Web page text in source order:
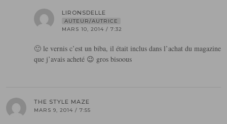
LIRONSDELLE
AUTEUR/AUTRICE
MARS 10, 2014 / 7:32
🙂 le vernis c’est un biba, il était inclus dans l’achat du magazine
que j’avais acheté 😉 gros bisoous
THE STYLE MAZE
MARS 9, 2014 / 7:55